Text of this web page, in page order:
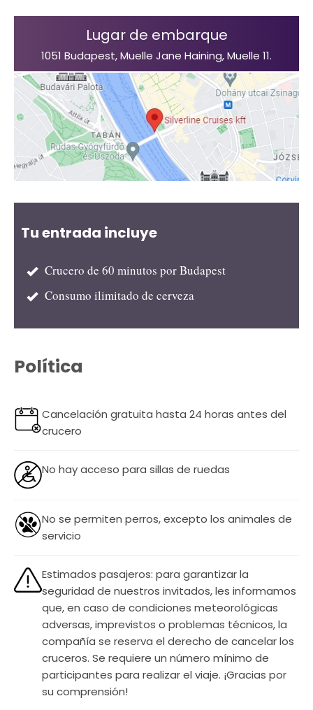
Lugar de embarque
1051 Budapest, Muelle Jane Haining, Muelle 11.
Tu entrada incluye
Crucero de 60 minutos por Budapest
Consumo ilimitado de cerveza
Política
Cancelación gratuita hasta 24 horas antes del
crucero
No hay acceso para sillas de ruedas
No se permiten perros, excepto los animales de
servicio
Estimados pasajeros: para garantizar la
seguridad de nuestros invitados, les informamos
que, en caso de condiciones meteorológicas
adversas, imprevistos o problemas técnicos, la
compañía se reserva el derecho de cancelar los
cruceros. Se requiere un número mínimo de
participantes para realizar el viaje. ¡Gracias por
su comprensión!